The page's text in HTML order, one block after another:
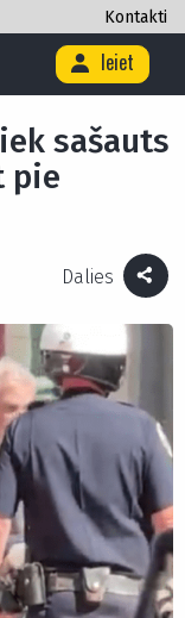
Kontakti
Ieiet
Pīrsels tiek sašauts
sašauts
pie
Dalies